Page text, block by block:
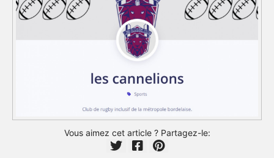
Vous aimez cet article ? Partagez-le: